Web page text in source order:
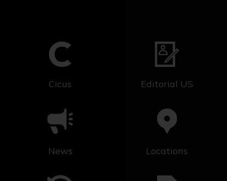
Cicus Editorial US
News Locations